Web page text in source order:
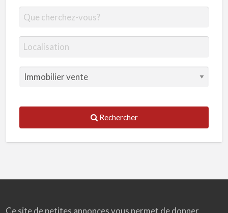
Rechercher
Ce site de petites annonces vous permet de donner,